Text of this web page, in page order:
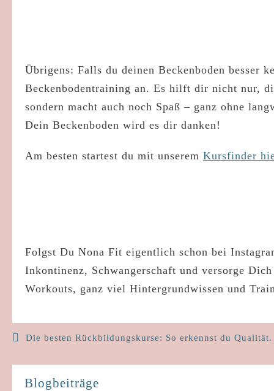
Übrigens: Falls du deinen Beckenboden besser
Beckenbodentraining an. Es hilft dir nicht nur,
sondern macht auch noch Spaß – ganz ohne
Dein Beckenboden wird es dir danken!
Am besten startest du mit unserem Kursfinder
Folgst Du Nona Fit eigentlich schon bei
Inkontinenz, Schwangerschaft und versorge
Workouts, ganz viel Hintergrundwissen und
Beitragsnavigation
Die besten Rückbildungskurse: So erkennst du Qualität.
Blogbeiträge